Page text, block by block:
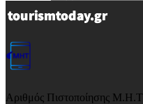
Αριθμός Πιστοποίησης